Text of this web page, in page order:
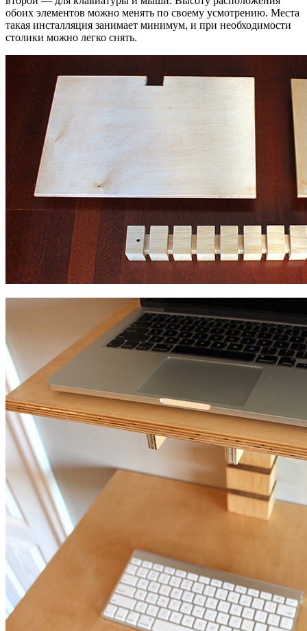
обоих элементов можно менять по своему усмотрению. Места
такая инсталляция занимает минимум, и при необходимости
столики можно легко снять.